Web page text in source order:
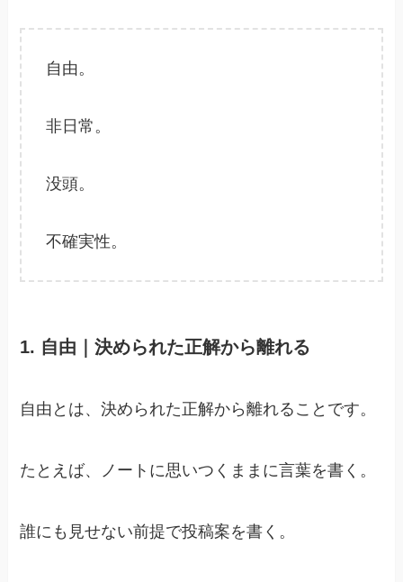
自由。
非日常。
没頭。
不確実性。
1. 自由｜決められた正解から離れる
自由とは、決められた正解から離れることです。
たとえば、ノートに思いつくままに言葉を書く。
誰にも見せない前提で投稿案を書く。